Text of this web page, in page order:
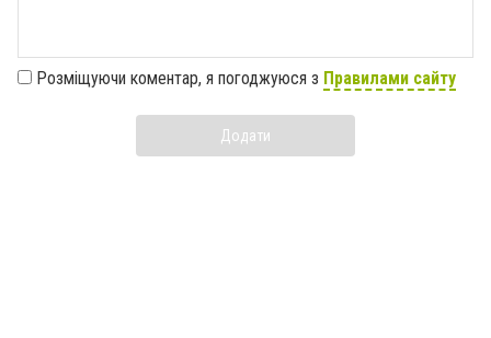
Розміщуючи коментар, я погоджуюся з Правилами сайту
Додати